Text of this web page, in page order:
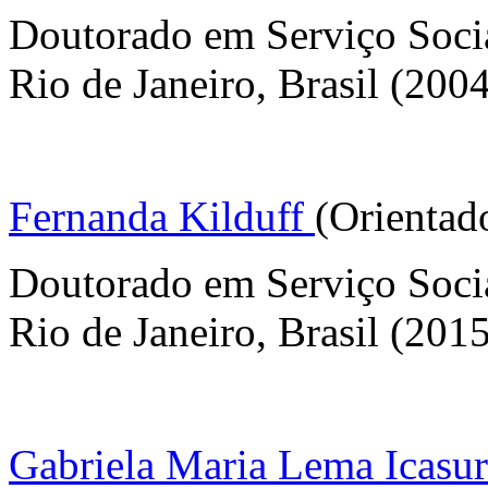
Doutorado em Serviço
Rio de Janeiro, Brasil
Fernanda Kilduff
Doutorado em Serviço
Rio de Janeiro, Brasil
Gabriela Maria Lema